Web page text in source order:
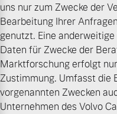
Finanzierung &
Versicherung
uns nur zum Zwecke der
Bearbeitung Ihrer
genutzt. Eine
Daten für Zwecke der
Marktforschung erfolgt
Zustimmung. Umfasst die
vorgenannten Zwecken
Unternehmen des Volvo